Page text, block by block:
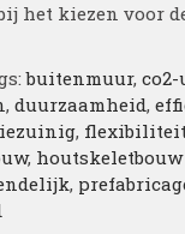
het kiezen voor
buitenmuur,
,duurzaamheid,
,
,
,